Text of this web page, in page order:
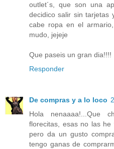
outlet´s, que son una
decidico salir sin tarjetas
cabe ropa en el
mudo, jejeje
Que paseis un gran dia!!!!
Responder
De compras y a lo loco
Hola nenaaaa!...Que
florecitas, esas no las he
pero da un gusto
tengo ganas de